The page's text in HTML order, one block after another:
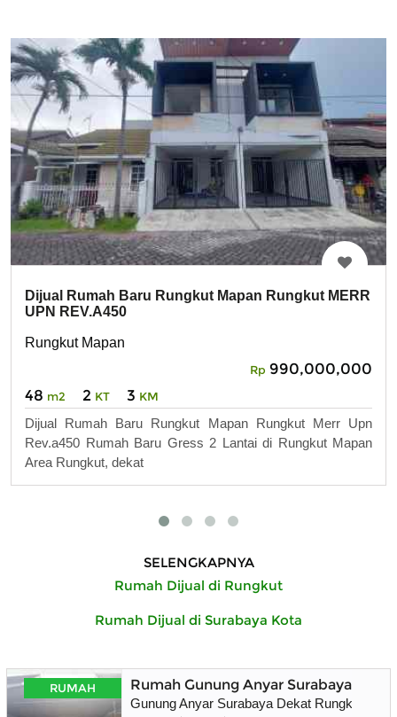
Dijual Rumah Baru Rungkut Mapan Rungkut MERR
UPN REV.A450
Rungkut Mapan
Rp 990,000,000
48 m2 2 KT 3 KM
Dijual Rumah Baru Rungkut Mapan Rungkut Merr Upn
Rev.a450 Rumah Baru Gress 2 Lantai di Rungkut Mapan
Area Rungkut, dekat
SELENGKAPNYA
Rumah Dijual di Rungkut
Rumah Dijual di Surabaya Kota
RUMAH Rumah Gunung Anyar Surabaya
Gunung Anyar Surabaya Dekat Rungkut